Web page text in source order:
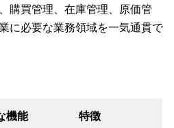
購買管理、在庫管理、原価管
に必要な業務領域を一気通貫で
機能 特徴